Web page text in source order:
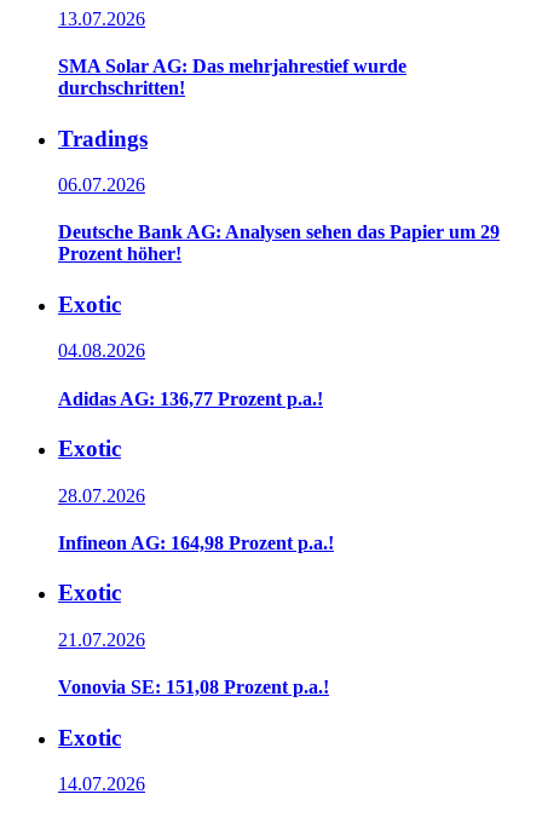
13.07.2026
SMA Solar AG: Das mehrjahrestief wurde
durchschritten!
Tradings
06.07.2026
Deutsche Bank AG: Analysen sehen das Papier um 29
Prozent höher!
Exotic
04.08.2026
Adidas AG: 136,77 Prozent p.a.!
Exotic
28.07.2026
Infineon AG: 164,98 Prozent p.a.!
Exotic
21.07.2026
Vonovia SE: 151,08 Prozent p.a.!
Exotic
14.07.2026